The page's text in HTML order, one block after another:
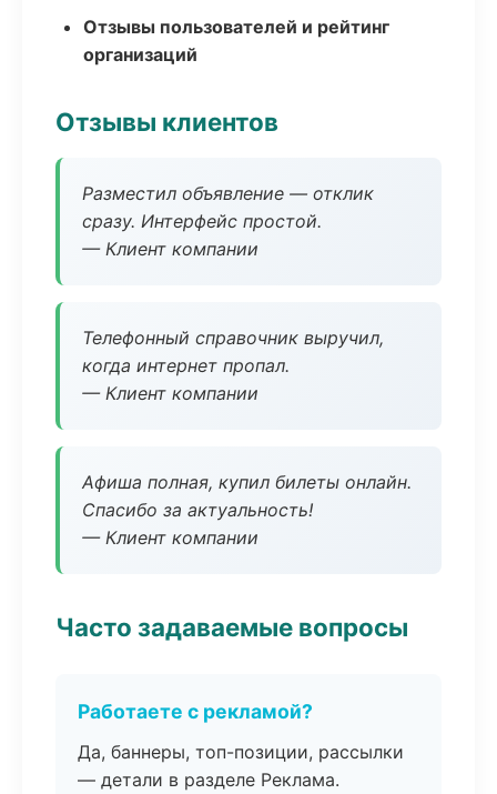
Отзывы пользователей и рейтинг
организаций
Отзывы клиентов
Разместил объявление — отклик
сразу. Интерфейс простой.
— Клиент компании
Телефонный справочник выручил,
когда интернет пропал.
— Клиент компании
Афиша полная, купил билеты онлайн.
Спасибо за актуальность!
— Клиент компании
Часто задаваемые вопросы
Работаете с рекламой?
Да, баннеры, топ-позиции, рассылки
— детали в разделе Реклама.